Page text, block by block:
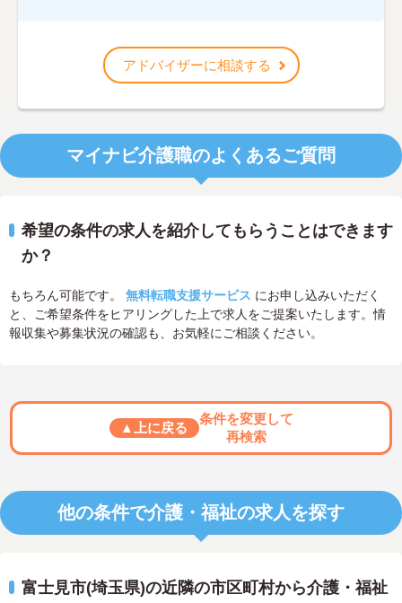
アドバイザーに相談する
マイナビ介護職のよくあるご質問
希望の条件の求人を紹介してもらうことはできます
か？
もちろん可能です。 無料転職支援サービス にお申し込みいただく
と、ご希望条件をヒアリングした上で求人をご提案いたします。情
報収集や募集状況の確認も、お気軽にご相談ください。
▲上に戻る
条件を変更して
再検索
他の条件で介護・福祉の求人を探す
富士見市(埼玉県)の近隣の市区町村から介護・福祉